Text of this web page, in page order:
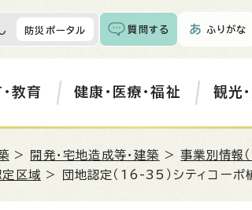
防災ポータル 質問する ふりがな
教育 健康・医療・福祉 観光
> 開発・宅地造成等・建築 >事業別情報
区域 > 団地認定（16-35）シティコーポ植